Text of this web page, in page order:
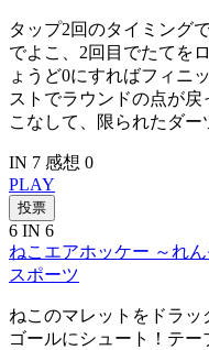
タップ2回のタイミング
でよこ、2回目でたてを
ょうど0にすればフィニ
ストでラウンドの点が
こなして、限られたダー
IN 7 感想 0
PLAY
投票
6 IN 6
ねこエアホッケー ～れ
スポーツ
ねこのマレットをドラ
ゴールにシュート！テ